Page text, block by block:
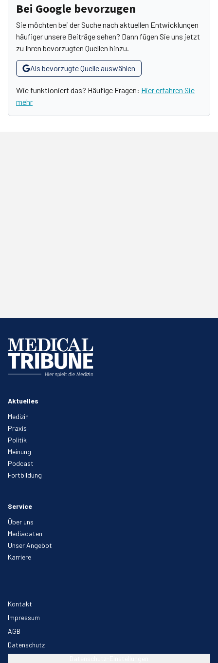
Bei Google bevorzugen
Sie möchten bei der Suche nach aktuellen Entwicklungen
häufiger unsere Beiträge sehen? Dann fügen Sie uns jetzt
zu Ihren bevorzugten Quellen hinzu.
Als bevorzugte Quelle auswählen
Wie funktioniert das? Häufige Fragen: Hier erfahren Sie
mehr
Aktuelles
Medizin
Praxis
Politik
Meinung
Podcast
Fortbildung
Service
Über uns
Mediadaten
Unser Angebot
Karriere
Kontakt
Impressum
AGB
Datenschutz